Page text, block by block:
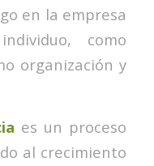
en la empresa
como
organización y
es un proceso
al crecimiento